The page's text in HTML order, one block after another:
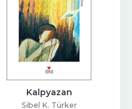
Kalpyazan
Sibel K. Türker